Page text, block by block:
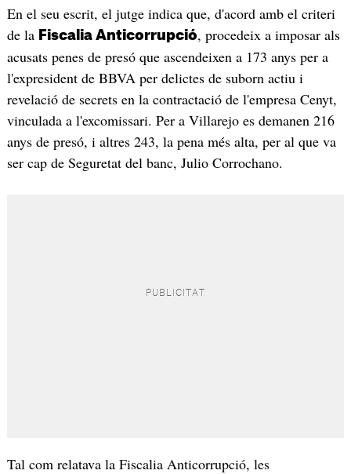
En el seu escrit, el jutge indica que, d'acord amb el criteri
de la Fiscalia Anticorrupció, procedeix a imposar als
acusats penes de presó que ascendeixen a 173 anys per a
l'expresident de BBVA per delictes de suborn actiu i
revelació de secrets en la contractació de l'empresa Cenyt,
vinculada a l'excomissari. Per a Villarejo es demanen 216
anys de presó, i altres 243, la pena més alta, per al que va
ser cap de Seguretat del banc, Julio Corrochano.
Tal com relatava la Fiscalia Anticorrupció, les